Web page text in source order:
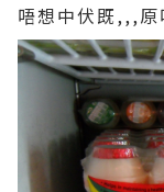
唔想中伏既,,,原